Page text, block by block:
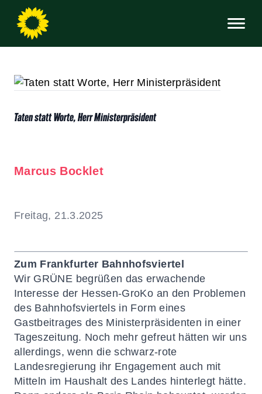
Taten statt Worte, Herr Ministerpräsident
Marcus Bocklet
Freitag, 21.3.2025
Zum Frankfurter Bahnhofsviertel
Wir GRÜNE begrüßen das erwachende
Interesse der Hessen-GroKo an den Problemen
des Bahnhofsviertels in Form eines
Gastbeitrages des Ministerpräsidenten in einer
Tageszeitung. Noch mehr gefreut hätten wir uns
allerdings, wenn die schwarz-rote
Landesregierung ihr Engagement auch mit
Mitteln im Haushalt des Landes hinterlegt hätte.